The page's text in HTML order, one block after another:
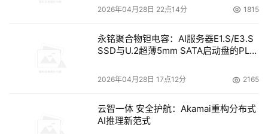
结----各类虚拟化解决方案确实挺给各个厂商面子，每种都
解决方案都有可以炫耀的地方，顺便还可以攻击一下竞争对
储领域不可或缺的标准配置功能。作为SNIA存储课堂的一
部分，McDATA公司技术经理雷涛向与会者做了一个存储虚
2026年04月28日 22点14分 1815
永铭聚合物钽电容：AI服务器E1.S/E3.S
SSD与U.2超薄5mm SATA启动盘的PLP
2026年04月28日 17点12分 2165
云智一体 安全护航：Akamai重构分布式
AI推理新范式